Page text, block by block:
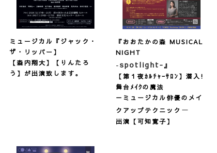
ミュージカル『ジャック・
ザ・リッパー】
【森内翔大】【りんたろ
う】が出演致します。
『おおたかの森 MUSICAL
NIGHT
-spotlight-』
【第１夜ｶﾙﾁｬｰｻﾛﾝ】潜入!
舞台ﾒｲｸの魔法
－ミュージカル俳優のメイ
クアップテクニック －
出演【可知寛子】